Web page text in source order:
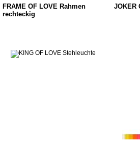
FRAME OF LOVE Rahmen
rechteckig
JOKER